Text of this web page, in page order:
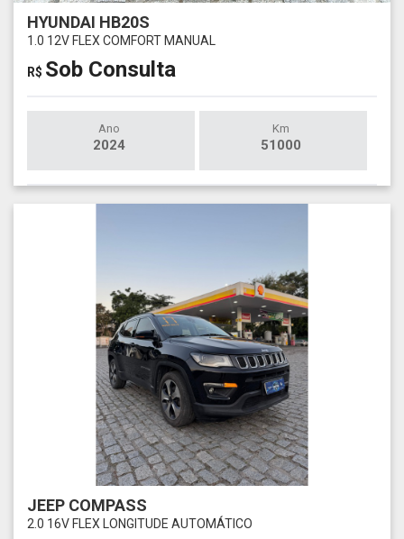
HYUNDAI HB20S
1.0 12V FLEX COMFORT MANUAL
R$ Sob Consulta
Ano
2024
Km
51000
JEEP COMPASS
2.0 16V FLEX LONGITUDE AUTOMÁTICO